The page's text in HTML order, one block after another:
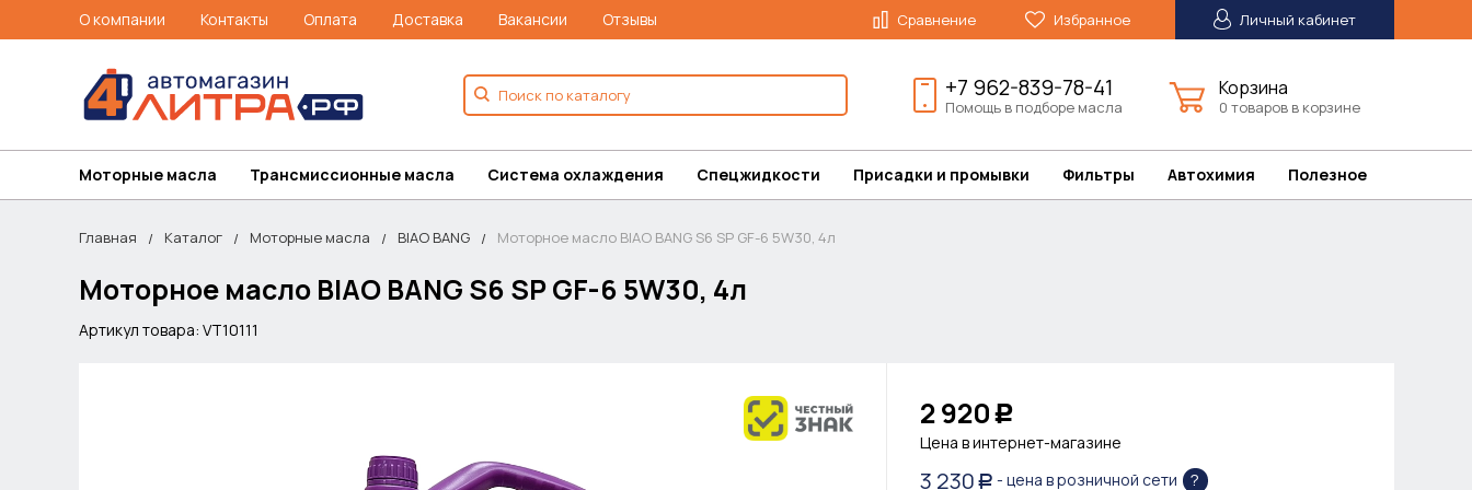
О компании Контакты Оплата Доставка Вакансии Отзывы Сравнение Избранное Личный кабинет
+7 962-839-78-41
Помощь в подборе масла
Корзина
0 товаров в корзине
Моторные масла Трансмиссионные масла Система охлаждения Спецжидкости Присадки и промывки Фильтры Автохимия Полезное
Главная Каталог Моторные масла BIAO BANG Моторное масло BIAO BANG S6 SP GF-6 5W30, 4л
Моторное масло BIAO BANG S6 SP GF-6 5W30, 4л
Артикул товара: VT10111
2 920 Р
Цена в интернет-магазине
3 230 Р - цена в розничной сети ?